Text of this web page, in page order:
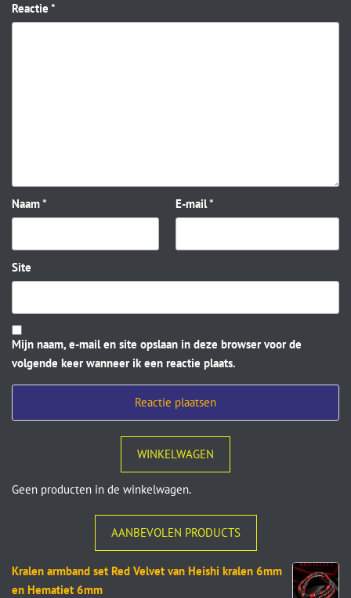
Reactie *
Naam* E-mail*
Site
Mijn naam, e-mail en site opslaan in deze browser voor de
volgende keer wanneer ik een reactie plaats.
WINKELWAGEN
Geen producten in de winkelwagen.
AANBEVOLEN PRODUCTS
Kralen armband set Red Velvet van Heishi kralen 6mm
en Hematiet 6mm